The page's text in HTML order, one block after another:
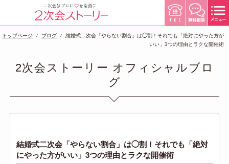
トップページ ブログ
結婚式二次会「やらない割合」は◯割！それでも「絶対にやった方が
いい」3つの理由とラクな開催術
2次会ストーリー オフィシャルブロ
グ
結婚式二次会「やらない割合」は◯割！それでも「絶対
にやった方がいい」3つの理由とラクな開催術